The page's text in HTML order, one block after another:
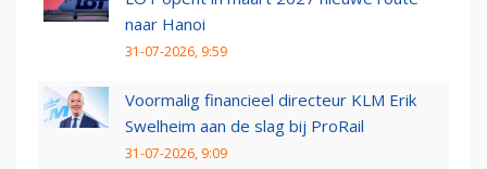
naar Hanoi
31-07-2026, 9:59
Voormalig financieel directeur KLM Erik
Swelheim aan de slag bij ProRail
31-07-2026, 9:09